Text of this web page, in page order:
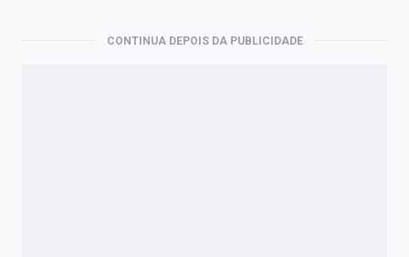
CONTINUA DEPOIS DA PUBLICIDADE